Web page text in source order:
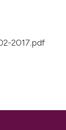
2017.pdf